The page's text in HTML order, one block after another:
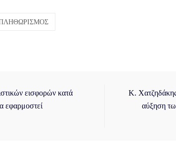
εισφορών κατά
εφαρμοστεί
Κ.
αύξηση